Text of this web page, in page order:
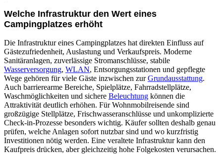
Welche Infrastruktur den Wert eines
Campingplatzes erhöht
Die Infrastruktur eines Campingplatzes hat direkten Einfluss auf
Gästezufriedenheit, Auslastung und Verkaufspreis. Moderne
Sanitäranlagen, zuverlässige Stromanschlüsse, stabile
Wasserversorgung, WLAN, Entsorgungsstationen und gepflegte
Wege gehören für viele Gäste inzwischen zurGrundausstattung.
Auch barrierearme Bereiche, Spielplätze, Fahrradstellplätze,
Waschmöglichkeiten und sichere Beleuchtung können die
Attraktivität deutlich erhöhen. Für Wohnmobilreisende sind
großzügige Stellplätze, Frischwasseranschlüsse und unkomplizierte
Check-in-Prozesse besonders wichtig. Käufer sollten deshalb genau
prüfen, welche Anlagen sofort nutzbar sind und wo kurzfristig
Investitionen nötig werden. Eine veraltete Infrastruktur kann den
Kaufpreis drücken, aber gleichzeitig hohe Folgekosten verursachen.